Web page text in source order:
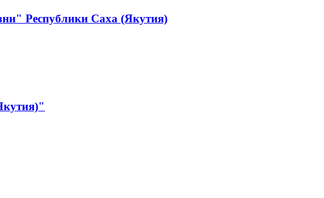
Республики Саха (Якутия)